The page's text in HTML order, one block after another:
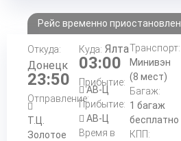
Рейс временно приостановлен
Откуда:
Донецк
23:50
Отправление:
Т.Ц.
Золотое
Куда: Ялта
03:00
Прибытие:
АВ-Ц
Прибытие:
АВ-Ц
Время в
Транспорт:
Минивэн
(8 мест)
Багаж:
1 багаж
бесплатно
КПП: